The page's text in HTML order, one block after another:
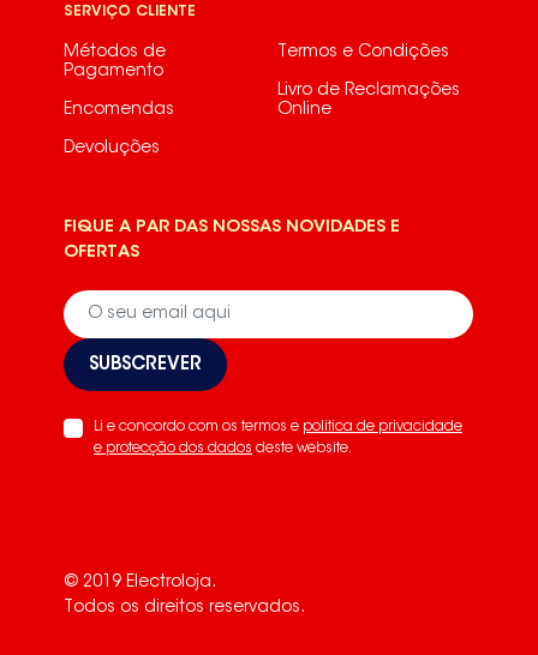
SERVIÇO CLIENTE
Métodos de
Pagamento
Encomendas
Devoluções
Termos e Condições
Livro de Reclamações
Online
FIQUE A PAR DAS NOSSAS NOVIDADES E
OFERTAS
SUBSCREVER
Li e concordo com os termos e politica de privacidade
e protecção dos dados deste website.
© 2019 Electroloja.
Todos os direitos reservados.